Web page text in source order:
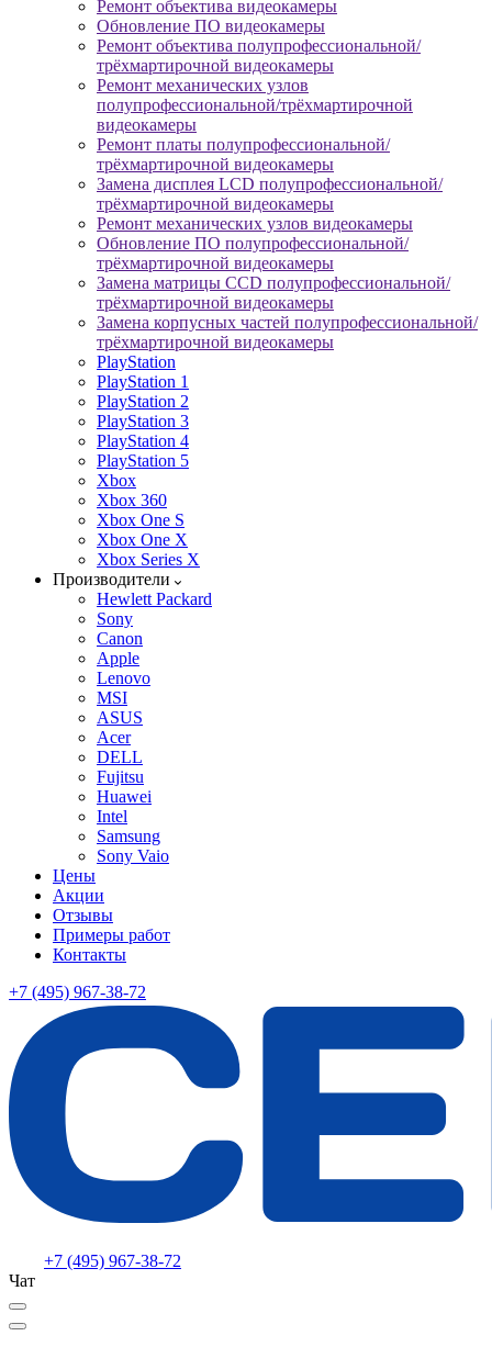
Ремонт объектива видеокамеры
Обновление ПО видеокамеры
Ремонт объектива полупрофессиональной/
трёхмартирочной видеокамеры
Ремонт механических узлов
полупрофессиональной/трёхмартирочной
видеокамеры
Ремонт платы полупрофессиональной/
трёхмартирочной видеокамеры
Замена дисплея LCD полупрофессиональной/
трёхмартирочной видеокамеры
Ремонт механических узлов видеокамеры
Обновление ПО полупрофессиональной/
трёхмартирочной видеокамеры
Замена матрицы CCD полупрофессиональной/
трёхмартирочной видеокамеры
Замена корпусных частей полупрофессиональной/
трёхмартирочной видеокамеры
PlayStation
PlayStation 1
PlayStation 2
PlayStation 3
PlayStation 4
PlayStation 5
Xbox
Xbox 360
Xbox One S
Xbox One X
Xbox Series X
Производители
Hewlett Packard
Sony
Canon
Apple
Lenovo
MSI
ASUS
Acer
DELL
Fujitsu
Huawei
Intel
Samsung
Sony Vaio
Цены
Акции
Отзывы
Примеры работ
Контакты
+7 (495) 967-38-72
+7 (495) 967-38-72
Чат